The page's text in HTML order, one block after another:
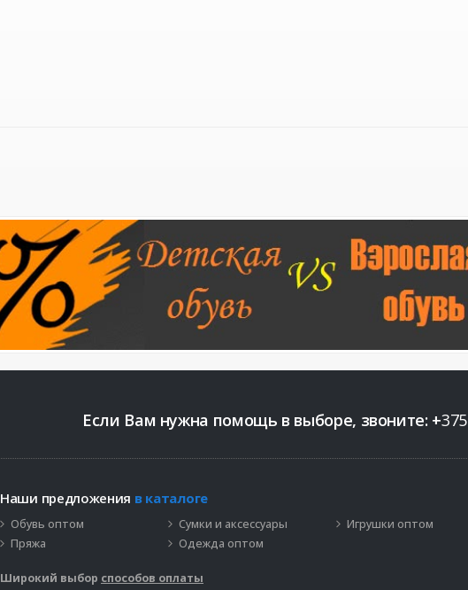
Если Вам нужна помощь в выборе, звоните: +375
Наши предложения в каталоге
Обувь оптом Сумки и аксессуары
Игрушки оптом
Пряжа
Одежда оптом
Широкий выбор способов оплаты